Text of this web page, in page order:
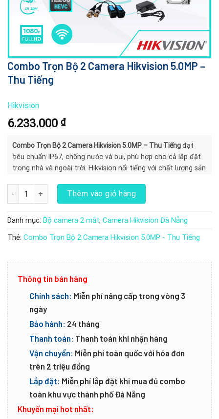
Combo Trọn Bộ 2 Camera Hikvision 5.0MP –
Thu Tiếng
Hikvision
6.233.000 ₫
Combo Trọn Bộ2 Camera Hikvision 5.0MP – Thu Tiếngđạt
tiêu chuẩn IP67, chống nước và bụi, phù hợp cho cả lắp đặt
trong nhà và ngoài trời. Hikvision nổi tiếng với chất lượng sản
Combo Trọn Bộ 2 Camera Hikvision 5.0MP - Thu Tiếng số lượng
Thêm vào giỏ hàng
Danh mục: Bộ camera 2 mắt, Camera Hikvision Đà Nẵng
Thẻ: Combo Trọn Bộ 2 Camera Hikvision 5.0MP - Thu Tiếng
Thông tin bán hàng
Chính sách: Miễn phí nâng cấp trong vòng 3
ngày
Bảo hành: 24 tháng
Thanh toán: Thanh toán khi nhận hàng
Vận chuyển: Miễn phí toàn quốc với hóa đơn
trên 2 triệu đồng
Lắp đặt: Miễn phí lắp đặt khi mua đủ combo
toàn khu vực thành phố Đà Nẵng
Khuyến mại hot nhất: